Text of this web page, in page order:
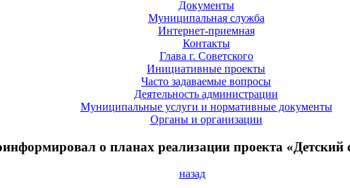
Документы
Муниципальная служба
Интернет-приемная
Контакты
Глава г. Советского
Инициативные проекты
Часто задаваемые вопросы
Деятельность администрации
Муниципальные услуги и нормативные документы
Органы и организации
о планах реализации проекта «Детский
назад